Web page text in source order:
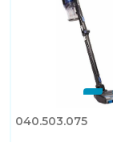
040.503.075